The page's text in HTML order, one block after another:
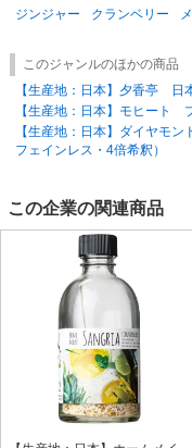
ジンジャー
クランベリー
このジャンルのほかの商品
【生産地：日本】夕香亭
【生産地：日本】モヒート
【生産地：日本】ダイヤモ
フェインレス・4倍希釈）
この企業の関連商品